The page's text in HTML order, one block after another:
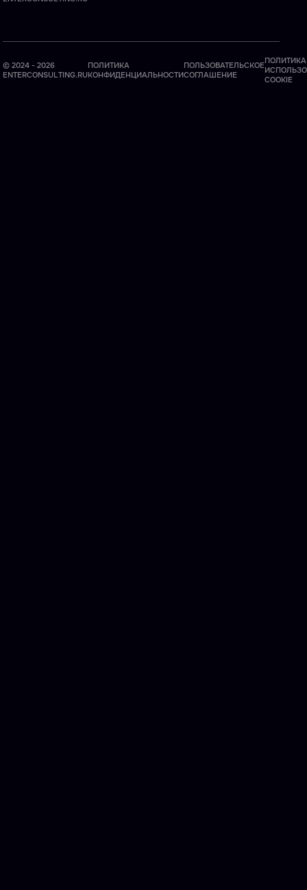
© 2024 - 2026
ENTERCONSULTING.RU
ПОЛИТИКА
КОНФИДЕНЦИАЛЬНОСТИ
ПОЛЬЗОВАТЕЛЬСКОЕ
СОГЛАШЕНИЕ
ПОЛИТИКА
COOKIE